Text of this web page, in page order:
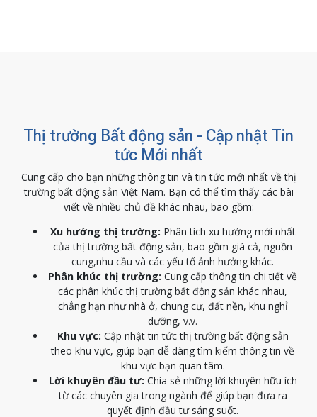
Thị trường Bất động sản - Cập nhật Tin
tức Mới nhất
Cung cấp cho bạn những thông tin và tin tức mới nhất về thị
trường bất động sản Việt Nam. Bạn có thể tìm thấy các bài
viết về nhiều chủ đề khác nhau, bao gồm:
Xu hướng thị trường: Phân tích xu hướng mới nhất
của thị trường bất động sản, bao gồm giá cả, nguồn
cung,nhu cầu và các yếu tố ảnh hưởng khác.
Phân khúc thị trường: Cung cấp thông tin chi tiết về
các phân khúc thị trường bất động sản khác nhau,
chẳng hạn như nhà ở, chung cư, đất nền, khu nghỉ
dưỡng, v.v.
Khu vực: Cập nhật tin tức thị trường bất động sản
theo khu vực, giúp bạn dễ dàng tìm kiếm thông tin về
khu vực bạn quan tâm.
Lời khuyên đầu tư: Chia sẻ những lời khuyên hữu ích
từ các chuyên gia trong ngành để giúp bạn đưa ra
quyết định đầu tư sáng suốt.